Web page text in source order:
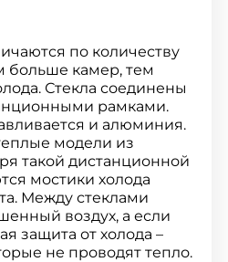
по количеству
больше камер, тем
Стекла соединены
рамками.
и алюминия.
модели из
такой дистанционной
мостики холода
Между стеклами
воздух, а если
защита от холода –
не проводят тепло.